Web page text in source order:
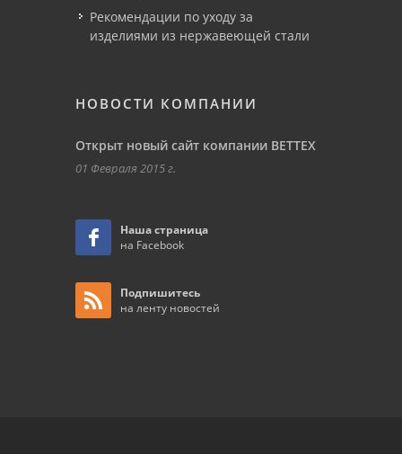
Рекомендации по уходу за
изделиями из нержавеющей стали
НОВОСТИ КОМПАНИИ
Открыт новый сайт компании ВЕТТЕХ
01 Февраля 2015 г.
Наша страница
на Facebook
Подпишитесь
на ленту новостей